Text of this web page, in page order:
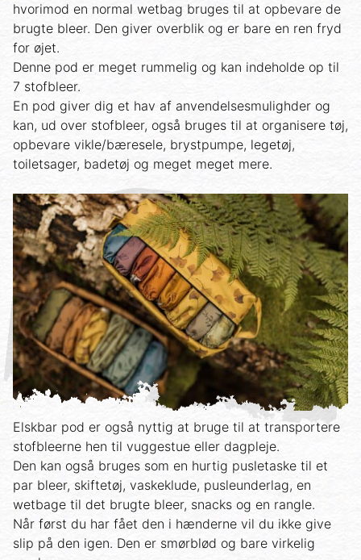
hvorimod en normal wetbag bruges til at opbevare de
brugte bleer. Den giver overblik og er bare en ren fryd
for øjet.
Denne pod er meget rummelig og kan indeholde op til
7 stofbleer.
En pod giver dig et hav af anvendelsesmulighder og
kan, ud over stofbleer, også bruges til at organisere tøj,
opbevare vikle/bæresele, brystpumpe, legetøj,
toiletsager, badetøj og meget meget mere.
Elskbar pod er også nyttig at bruge til at transportere
stofbleerne hen til vuggestue eller dagpleje.
Den kan også bruges som en hurtig pusletaske til et
par bleer, skiftetøj, vaskeklude, pusleunderlag, en
wetbage til det brugte bleer, snacks og en rangle.
Når først du har fået den i hænderne vil du ikke give
slip på den igen. Den er smørblød og bare virkelig